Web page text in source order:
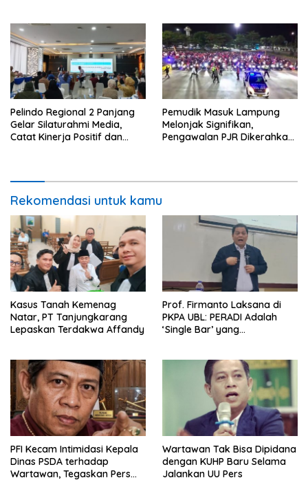
Pelindo Regional 2 Panjang
Gelar Silaturahmi Media,
Catat Kinerja Positif dan
Pemudik Masuk Lampung
Melonjak Signifikan,
Pengawalan PJR Dikerahkan,
Rekomendasi untuk kamu
Kasus Tanah Kemenag
Natar, PT Tanjungkarang
Lepaskan Terdakwa Affandy
Prof. Firmanto Laksana di
PKPA UBL: PERADI Adalah
‘Single Bar’ yang
PFI Kecam Intimidasi Kepala
Dinas PSDA terhadap
Wartawan, Tegaskan Pers
Wartawan Tak Bisa Dipidana
dengan KUHP Baru Selama
Jalankan UU Pers